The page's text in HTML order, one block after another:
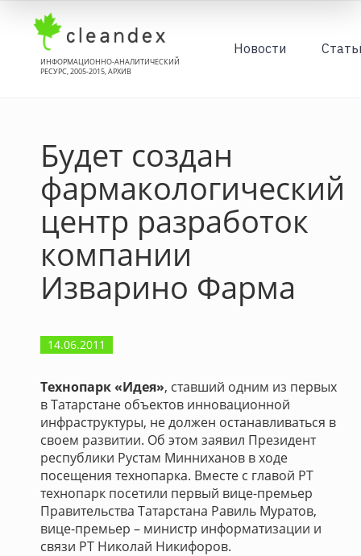
ИНФОРМАЦИОННО-АНАЛИТИЧЕСКИЙ
РЕСУРС, 2005-2015, АРХИВ
Новости
Будет создан
фармакологический
центр разработок
компании
Изварино Фарма
14.06.2011
Технопарк «Идея», ставший одним из первых
в Татарстане объектов инновационной
инфраструктуры, не должен останавливаться в
своем развитии. Об этом заявил Президент
республики Рустам Минниханов в ходе
посещения технопарка. Вместе с главой РТ
технопарк посетили первый вице-премьер
Правительства Татарстана Равиль Муратов,
вице-премьер – министр информатизации и
связи РТ Николай Никифоров.